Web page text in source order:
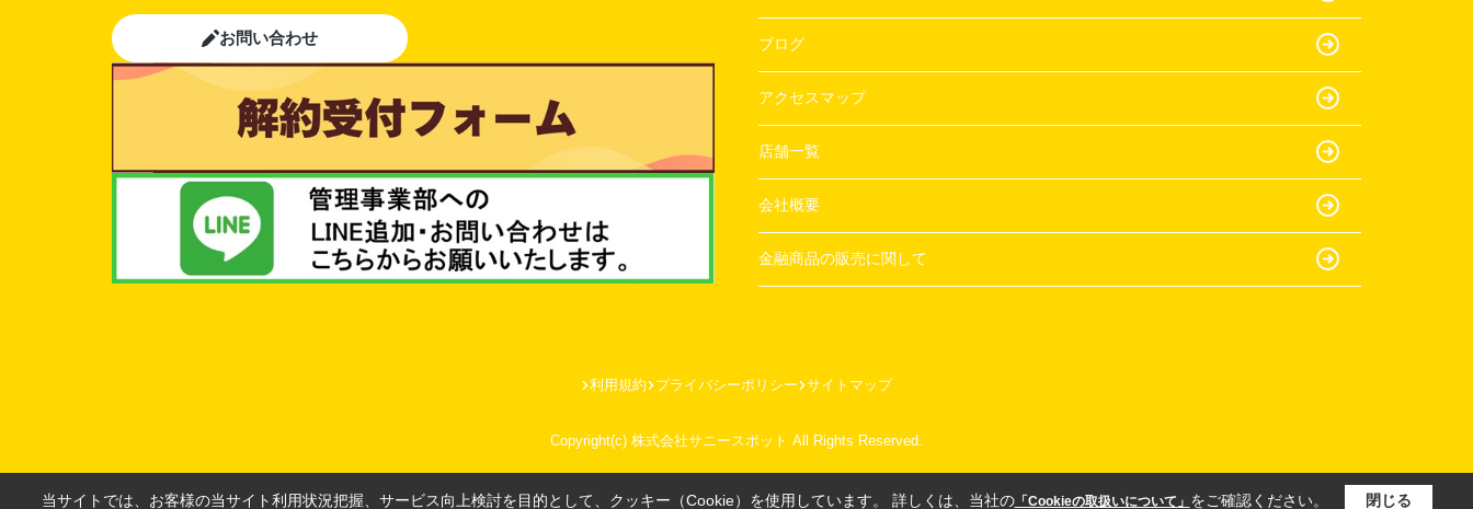
お問い合わせ ブログ
アクセスマップ
店舗一覧
会社概要
金融商品の販売に関して
利用規約 プライバシーポリシー サイトマップ
Copyright(c) 株式会社サニースポット All Rights Reserved.
当サイトでは、お客様の当サイト利用状況把握、サービス向上検討を目的として、クッキー（Cookie）を使用しています。 詳しくは、当社の「Cookieの取扱いについて」 をご確認ください。 閉じる